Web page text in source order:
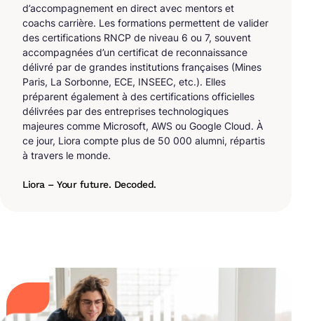
d’accompagnement en direct avec mentors et
coachs carrière. Les formations permettent de valider
des certifications RNCP de niveau 6 ou 7, souvent
accompagnées d’un certificat de reconnaissance
délivré par de grandes institutions françaises (Mines
Paris, La Sorbonne, ECE, INSEEC, etc.). Elles
préparent également à des certifications officielles
délivrées par des entreprises technologiques
majeures comme Microsoft, AWS ou Google Cloud. À
ce jour, Liora compte plus de 50 000 alumni, répartis
à travers le monde.
Liora – Your future. Decoded.